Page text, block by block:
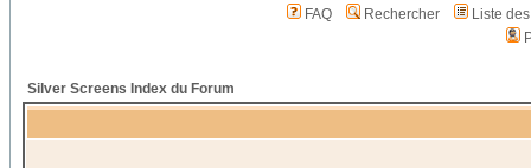
FAQ Rechercher
Liste
Silver Screens Index du Forum